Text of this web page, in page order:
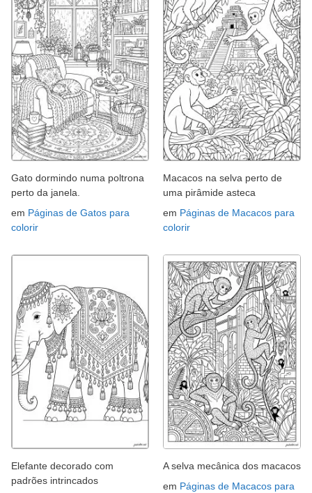
Gato dormindo numa poltrona
perto da janela.
em Páginas de Gatos para
colorir
Macacos na selva perto de
uma pirâmide asteca
em Páginas de Macacos para
colorir
Elefante decorado com
padrões intrincados
A selva mecânica dos macacos
em Páginas de Macacos para